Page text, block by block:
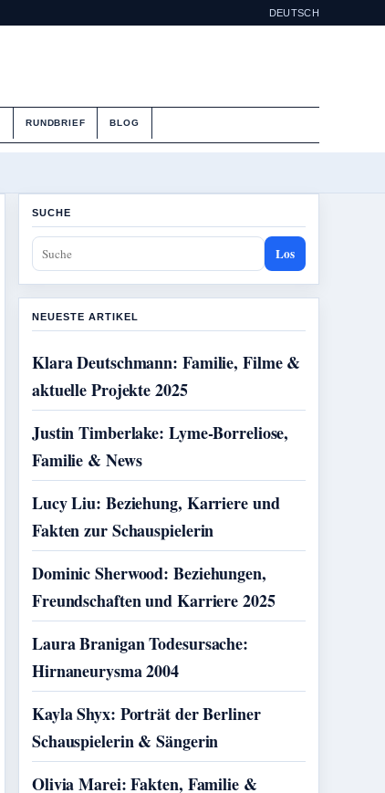
DEUTSCH
RUNDBRIEF BLOG
SUCHE
Los
NEUESTE ARTIKEL
Klara Deutschmann: Familie, Filme &
aktuelle Projekte 2025
Justin Timberlake: Lyme-Borreliose,
Familie & News
Lucy Liu: Beziehung, Karriere und
Fakten zur Schauspielerin
Dominic Sherwood: Beziehungen,
Freundschaften und Karriere 2025
Laura Branigan Todesursache:
Hirnaneurysma 2004
Kayla Shyx: Porträt der Berliner
Schauspielerin & Sängerin
Olivia Marei: Fakten, Familie &